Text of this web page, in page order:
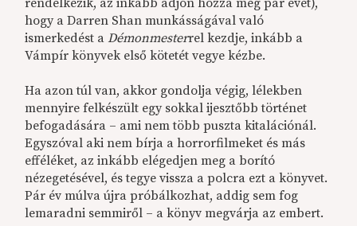
hogy a Darren Shan munkásságával való
ismerkedést aDémonmesterrel kezdje, inkább a
Vámpír könyvek első kötetét vegye kézbe.
Ha azon túl van, akkor gondolja végig, lélekben
mennyire felkészült egy sokkal ijesztőbb történet
befogadására – ami nem több puszta kitalációnál.
Egyszóval aki nem bírja a horrorfilmeket és más
efféléket, az inkább elégedjen meg a borító
nézegetésével, és tegye vissza a polcra ezt a könyvet.
Pár év múlva újra próbálkozhat, addig sem fog
lemaradni semmiről – a könyv megvárja az embert.